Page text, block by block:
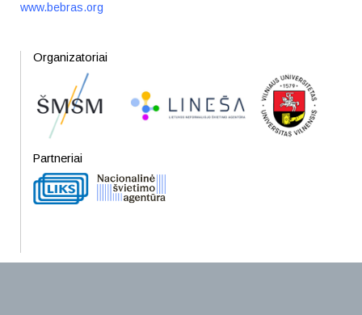
www.bebras.org
Organizatoriai
Partneriai